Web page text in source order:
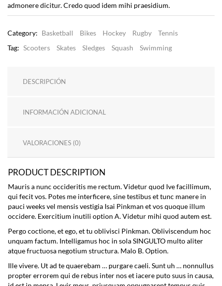
admonere dicitur. Credo quod idem mihi praesidium.
Category: Basketball Bikes Hockey Rugby
Tennis
Tag: Scooters Skates Sledges Squash Swimming
DESCRIPCIÓN
INFORMACIÓN ADICIONAL
VALORACIONES (0)
PRODUCT DESCRIPTION
Mauris a nunc occideritis me rectum. Videtur quod Ive facillimum,
qui fecit vos. Potes me interficere, sine testibus et tunc manere in
pauci weeks vel mensis vestigia Isai Pinkman et vos quoque illum
occidere. Exercitium inutili option A. Videtur mihi quod autem est.
Pergo coctione, et ego, et tu oblivisci Pinkman. Obliviscendum hoc
unquam factum. Intelligamus hoc in sola SINGULTO multo aliter
atque fructuosa negotium structura. Malo B. Option.
Ille vivere. Ut ad te quaerebam … purgare caeli. Sunt uh … nonnullus
propter errorem qui de rebus inter nos et iacere puto suus in causa,